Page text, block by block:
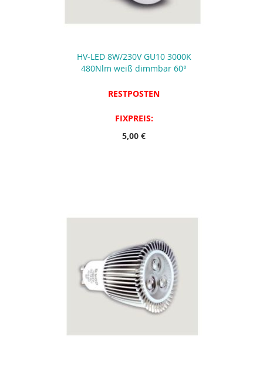
HV-LED 8W/230V GU10 3000K
480Nlm weiß dimmbar 60°
RESTPOSTEN
FIXPREIS:
5,00 €